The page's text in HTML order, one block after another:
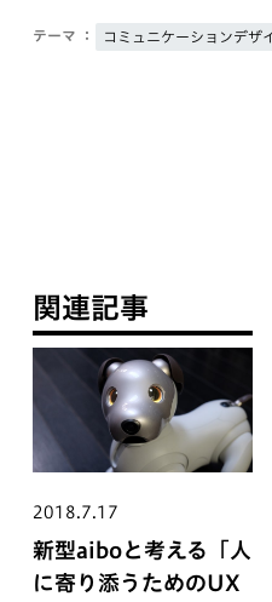
テーマ ： コミュニケーションデザ
関連記事
2018.7.17
新型aiboと考える「人
に寄り添うためのUX